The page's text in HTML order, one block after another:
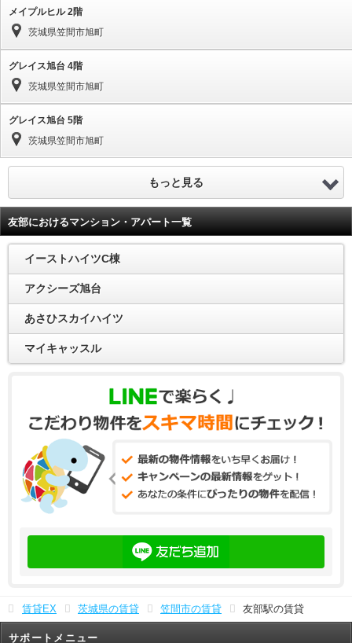
メイプルヒル 2階
茨城県笠間市旭町
グレイス旭台 4階
茨城県笠間市旭町
グレイス旭台 5階
茨城県笠間市旭町
もっと見る
友部におけるマンション・アパート一覧
イーストハイツC棟
アクシーズ旭台
あさひスカイハイツ
マイキャッスル
賃貸EX 茨城県の賃貸 笠間市の賃貸 友部駅の賃貸
サポートメニュー